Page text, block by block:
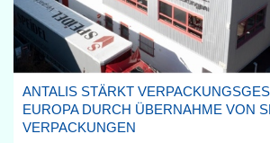
ANTALIS STÄRKT
EUROPA DURCH ÜBERNAHME VON
VERPACKUNGEN